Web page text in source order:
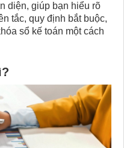
diện, giúp bạn hiểu rõ
tắc, quy định bắt buộc,
sổ kế toán một cách